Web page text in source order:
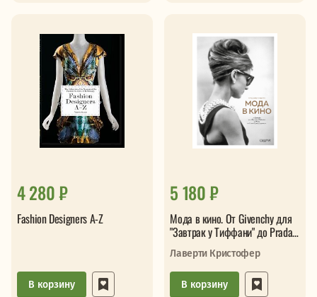
4 280 ₽
Fashion Designers A-Z
В корзину
5 180 ₽
Мода в кино. От Givenchy для
"Завтрак у Тиффани" до Prada в
"Отель "Гранд Будапешт"
Лаверти Кристофер
В корзину